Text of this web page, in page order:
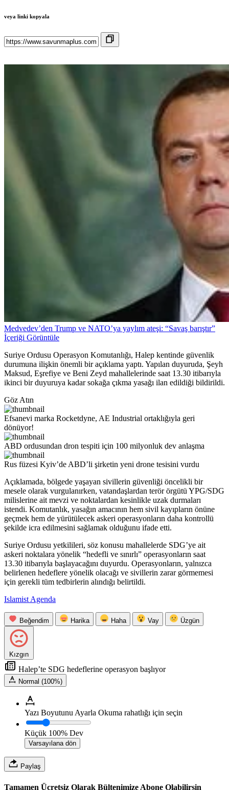
veya linki kopyala
Medvedev’den Trump ve NATO’ya yaylım ateşi: “Savaş barıştır”
İçeriği Görüntüle
Suriye Ordusu Operasyon Komutanlığı, Halep kentinde güvenlik
durumuna ilişkin önemli bir açıklama yaptı. Yapılan duyuruda, Şeyh
Maksud, Eşrefiye ve Beni Zeyd mahallelerinde saat 13.30 itibarıyla
ikinci bir duyuruya kadar sokağa çıkma yasağı ilan edildiği bildirildi.
Göz Atın
Efsanevi marka Rocketdyne, AE Industrial ortaklığıyla geri
dönüyor!
ABD ordusundan dron tespiti için 100 milyonluk dev anlaşma
Rus füzesi Kyiv’de ABD’li şirketin yeni drone tesisini vurdu
Açıklamada, bölgede yaşayan sivillerin güvenliği öncelikli bir
mesele olarak vurgulanırken, vatandaşlardan terör örgütü YPG/SDG
milislerine ait mevzi ve noktalardan kesinlikle uzak durmaları
istendi. Komutanlık, yasağın amacının hem sivil kayıpların önüne
geçmek hem de yürütülecek askeri operasyonların daha kontrollü
şekilde icra edilmesini sağlamak olduğunu ifade etti.
Suriye Ordusu yetkilileri, söz konusu mahallelerde SDG’ye ait
askeri noktalara yönelik “hedefli ve sınırlı” operasyonların saat
13.30 itibarıyla başlayacağını duyurdu. Operasyonların, yalnızca
belirlenen hedeflere yönelik olacağı ve sivillerin zarar görmemesi
için gerekli tüm tedbirlerin alındığı belirtildi.
Islamist Agenda
Beğendim Harika Haha Vay Üzgün
Kızgın
Halep’te SDG hedeflerine operasyon başlıyor
Normal (100%)
Yazı Boyutunu Ayarla Okuma rahatlığı için seçin
Küçük 100% Dev
Varsayılana dön
Paylaş
Tamamen Ücretsiz Olarak Bültenimize Abone Olabilirsin